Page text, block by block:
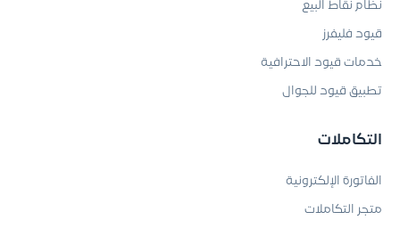
نظام نقاط البيع
قيود فليفرز
خدمات قيود الاحترافية
تطبيق قيود للجوال
التكاملات
الفاتورة الإلكترونية
متجر التكاملات